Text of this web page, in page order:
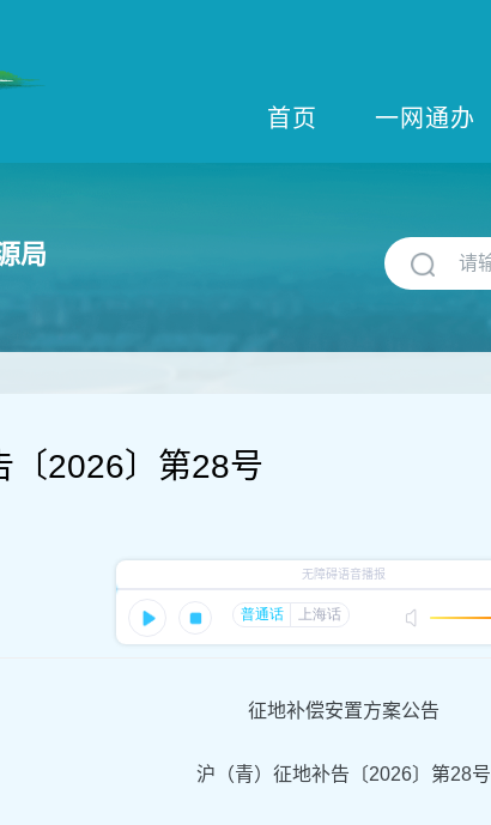
首页 一网通办
局
〔2026〕第28号
征地补偿安置方案公告
沪（青）征地补告〔2026〕第28号